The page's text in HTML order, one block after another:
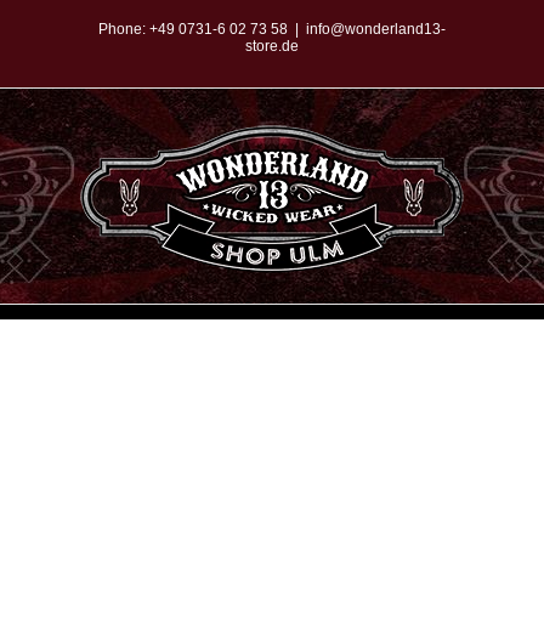
springen
Phone: +49 0731-6 02 73 58
info@wonderland13-
store.de